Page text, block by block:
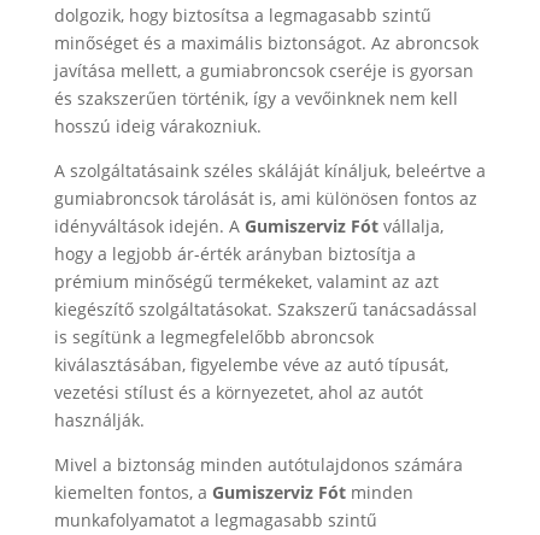
dolgozik, hogy biztosítsa a legmagasabb szintű
minőséget és a maximális biztonságot. Az abroncsok
javítása mellett, a gumiabroncsok cseréje is gyorsan
és szakszerűen történik, így a vevőinknek nem kell
hosszú ideig várakozniuk.
A szolgáltatásaink széles skáláját kínáljuk, beleértve a
gumiabroncsok tárolását is, ami különösen fontos az
idényváltások idején. A Gumiszerviz Fót vállalja,
hogy a legjobb ár-érték arányban biztosítja a
prémium minőségű termékeket, valamint az azt
kiegészítő szolgáltatásokat. Szakszerű tanácsadással
is segítünk a legmegfelelőbb abroncsok
kiválasztásában, figyelembe véve az autó típusát,
vezetési stílust és a környezetet, ahol az autót
használják.
Mivel a biztonság minden autótulajdonos számára
kiemelten fontos, a Gumiszerviz Fót minden
munkafolyamatot a legmagasabb szintű